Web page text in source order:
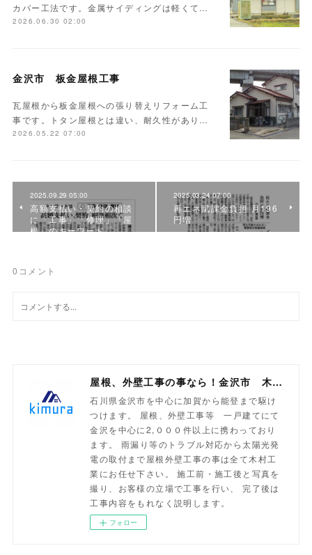
カバー工法です。金属サイディングは軽くて…
2026.06.30 02:00
金沢市 板金屋根工事
瓦屋根から板金屋根への張り替えリフォーム工
事です。トタン屋根とは違い、耐久性があり…
2026.05.22 07:00
2025.09.29 05:00
高額支払い・契約の相談
に「工事」「修理」「屋
根」のキーワード
2025.03.24 07:00
再エネ賦課金負担 月196
円増
0 コメント
屋根、外壁工事の事なら！金沢市 木村工業
石川県金沢市を中心に加賀から能登まで駆け
つけます。 屋根、外壁工事等 一戸建てにて
金沢を中心に2,０００件以上に携わっており
ます。 雨漏り等のトラブル対応から太陽光発
電の取付まで屋根外壁工事の事は全て木村工
業にお任せ下さい。 施工前・施工後と写真を
撮り、お客様の立場で工事を行い、 完了後は
工事内容をもれなく説明します。
フォロー